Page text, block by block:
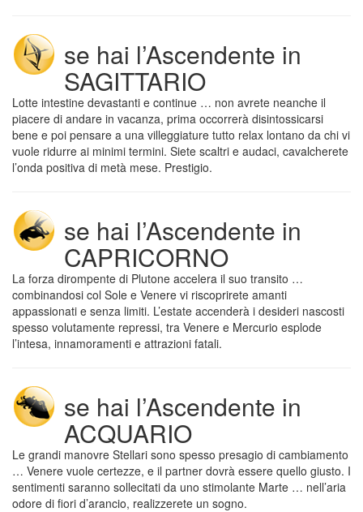
se hai l’Ascendente in
SAGITTARIO
Lotte intestine devastanti e continue … non avrete neanche il
piacere di andare in vacanza, prima occorrerà disintossicarsi
bene e poi pensare a una villeggiature tutto relax lontano da chi vi
vuole ridurre ai minimi termini. Siete scaltri e audaci, cavalcherete
l’onda positiva di metà mese. Prestigio.
se hai l’Ascendente in
CAPRICORNO
La forza dirompente di Plutone accelera il suo transito …
combinandosi col Sole e Venere vi riscoprirete amanti
appassionati e senza limiti. L’estate accenderà i desideri nascosti
spesso volutamente repressi, tra Venere e Mercurio esplode
l’intesa, innamoramenti e attrazioni fatali.
se hai l’Ascendente in
ACQUARIO
Le grandi manovre Stellari sono spesso presagio di cambiamento
… Venere vuole certezze, e il partner dovrà essere quello giusto. I
sentimenti saranno sollecitati da uno stimolante Marte … nell’aria
odore di fiori d’arancio, realizzerete un sogno.